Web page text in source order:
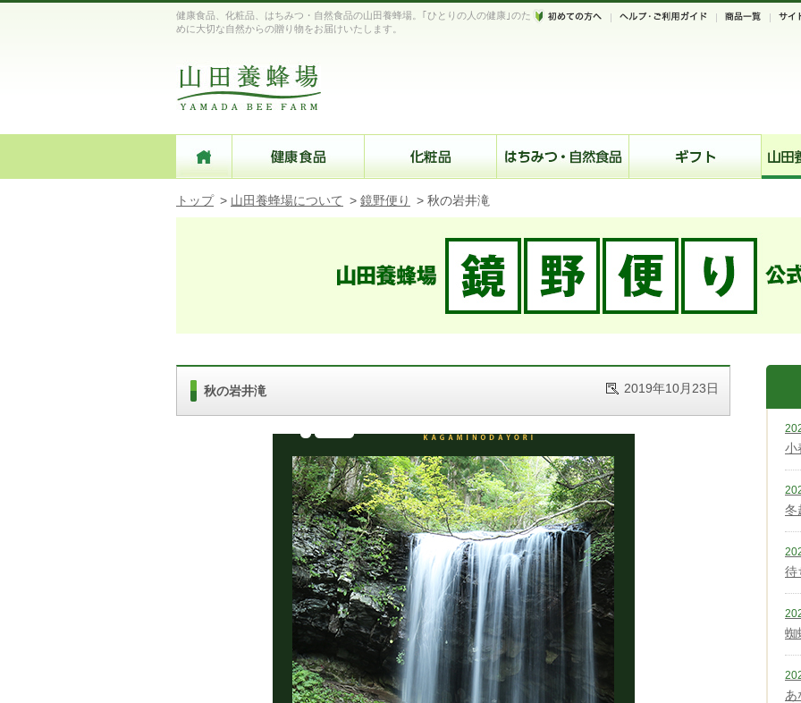
健康食品、化粧品、はちみつ・自然食品の山田養蜂場。｢ひとりの人の健康｣のた
めに大切な自然からの贈り物をお届けいたします。
トップ > 山田養蜂場について > 鏡野便り > 秋の岩井滝
秋の岩井滝 2019年10月23日
小
冬
待
蜘
あ